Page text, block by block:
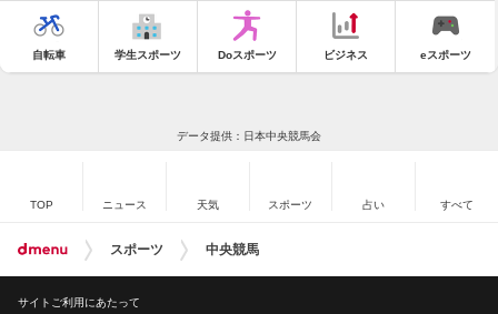
自転車 学生スポーツ Doスポーツ ビジネス eスポーツ
データ提供：日本中央競馬会
TOP ニュース 天気 スポーツ 占い すべて
スポーツ 中央競馬
サイトご利用にあたって